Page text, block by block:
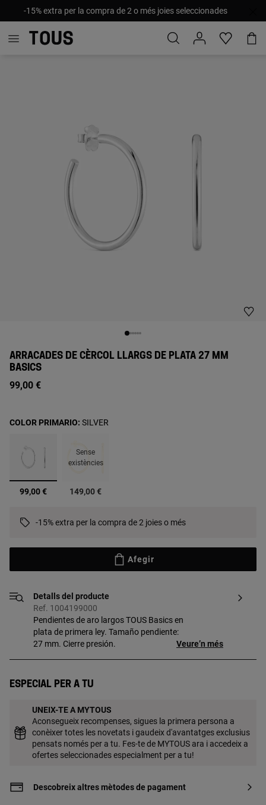
-15% extra per la compra de 2 o més joies seleccionades
ARRACADES DE CÈRCOL LLARGS DE PLATA 27 MM
BASICS
99,00 €
seleccionats
99,00 €
Sense
existències
149,00 €
COLOR PRIMARIO: SILVER
-15% extra per la compra de 2 joies o més
Afegir
Detalls del producte
Ref. 1004199000
Pendientes de aro largos TOUS Basics en
plata de primera ley. Tamaño pendiente:
27 mm. Cierre presión.
Veure’n més
Especial per a tu
UNEIX-TE A MYTOUS
Aconsegueix recompenses, sigues la primera persona a
conèixer totes les novetats i gaudeix d'avantatges exclusius
pensats només per a tu. Fes-te de MYTOUS ara i accedeix a
ofertes seleccionades especialment per a tu!
Descobreix altres mètodes de pagament